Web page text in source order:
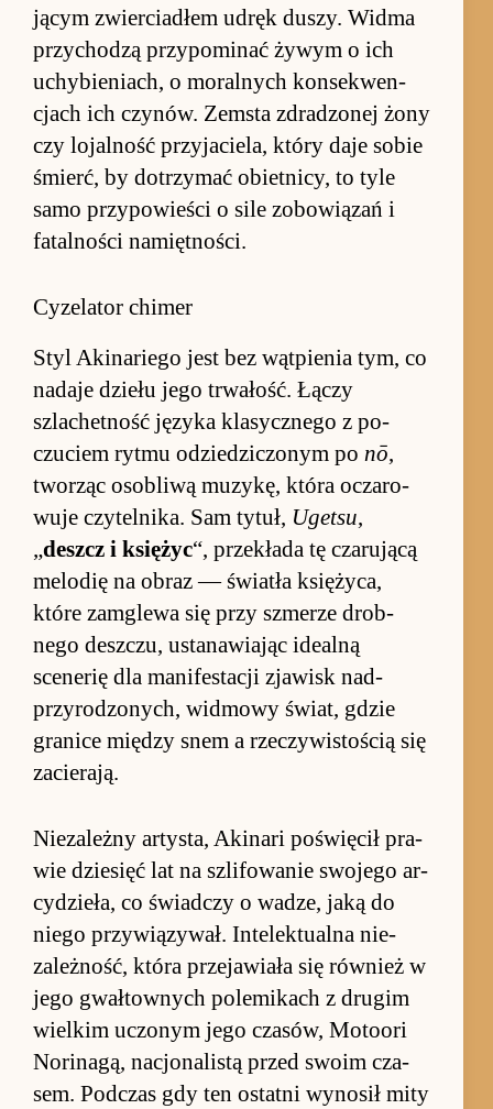
jącym zwier­cia­dłem udręk du­szy. Widma
przy­chodzą przy­po­mi­nać żywym o ich
uchybie­nia­ch, o mo­ral­nych kon­se­kwen­
cjach ich czynów. Ze­msta zdradzonej żony
czy lojal­ność przy­ja­cie­la, który daje so­bie
śmierć, by do­trzymać obiet­nicy, to tyle
samo przy­po­wie­ści o sile zo­bo­wią­zań i
fatal­no­ści na­mięt­no­ści.
Cyzelator chimer
Styl Aki­na­riego jest bez wąt­pie­nia tym, co
na­daje dziełu jego trwałość. Łączy
szlachet­ność języka klasycz­nego z po­
czuciem rytmu odzie­dziczonym po nō,
tworząc oso­bliwą mu­zykę, która oczaro­
wuje czytel­nika. Sam ty­tuł, Ugetsu,
„deszcz i księ­życ“, prze­kłada tę cza­rującą
melodię na ob­raz — świa­tła księ­życa,
które za­mglewa się przy szmerze drob­
nego desz­czu, ustana­wia­jąc ide­alną
scenerię dla ma­nifestacji zja­wisk nad­
przyro­dzonych, wid­mowy świat, gdzie
gra­nice mię­dzy snem a rze­czywisto­ścią się
za­cie­rają.
Nie­zależny ar­ty­sta, Aki­nari po­świę­cił pra­
wie dzie­sięć lat na szlifo­wanie swojego ar­
cy­dzie­ła, co świad­czy o wadze, jaką do
niego przy­wią­zywał. In­telek­tu­alna nie­
zależ­ność, która prze­ja­wiała się rów­nież w
jego gwał­tow­nych po­le­mi­kach z drugim
wiel­kim uczonym jego cza­sów, Mo­to­ori
Norina­gą, na­cjona­listą przed swoim cza­
sem. Pod­czas gdy ten ostatni wy­nosił mity